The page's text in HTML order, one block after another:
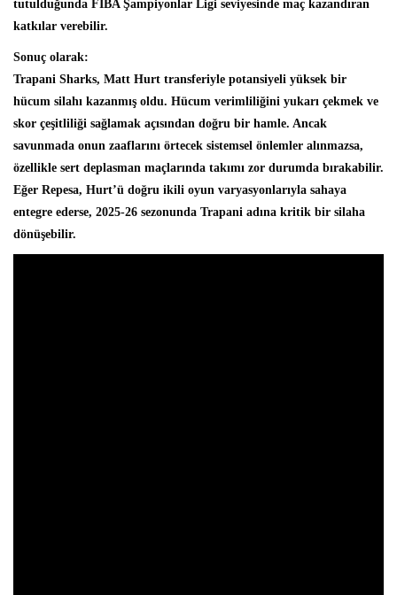
tutulduğunda FIBA Şampiyonlar Ligi seviyesinde maç kazandıran
katkılar verebilir.
Sonuç olarak:
Trapani Sharks, Matt Hurt transferiyle potansiyeli yüksek bir
hücum silahı kazanmış oldu. Hücum verimliliğini yukarı çekmek ve
skor çeşitliliği sağlamak açısından doğru bir hamle. Ancak
savunmada onun zaaflarını örtecek sistemsel önlemler alınmazsa,
özellikle sert deplasman maçlarında takımı zor durumda bırakabilir.
Eğer Repesa, Hurt’ü doğru ikili oyun varyasyonlarıyla sahaya
entegre ederse, 2025-26 sezonunda Trapani adına kritik bir silaha
dönüşebilir.